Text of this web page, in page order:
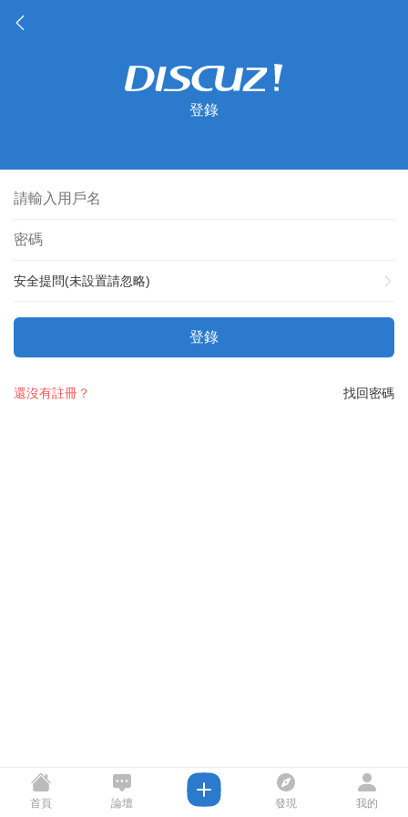
登錄
安全提問(未設置請忽略)
登錄
找回密碼
還沒有註冊？
首頁 論壇 發現 我的